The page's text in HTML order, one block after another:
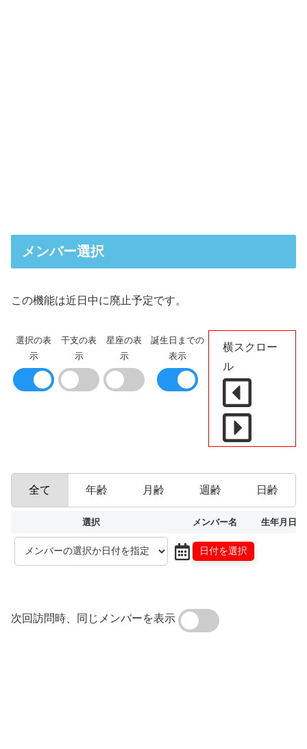
メンバー選択
この機能は近日中に廃止予定です。
選択の表
示
干支の表
示
星座の表
示
誕生日までの
表示
横スクロー
ル
全て 年齢 月齢 週齢 日齢
選択 メンバー名 生年月日
日付を選択
次回訪問時、同じメンバーを表示